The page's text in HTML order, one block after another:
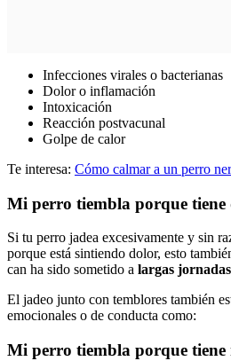
Infecciones virales o bacterianas
Dolor o inflamación
Intoxicación
Reacción postvacunal
Golpe de calor
Te interesa: Cómo calmar a un perro
Mi perro tiembla porque tiene
Si tu perro jadea excesivamente y sin
porque está sintiendo dolor, esto
can ha sido sometido a largas
El jadeo junto con temblores también
emocionales o de conducta como:
Mi perro tiembla porque tiene